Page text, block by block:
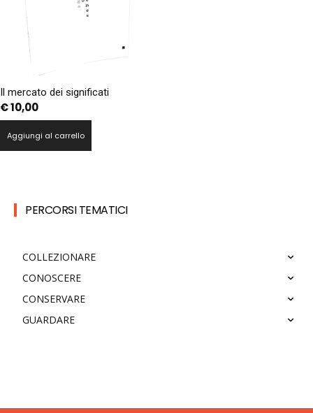
Il mercato dei significati
€10,00
Aggiungi al carrello
PERCORSI TEMATICI
COLLEZIONARE
CONOSCERE
CONSERVARE
GUARDARE